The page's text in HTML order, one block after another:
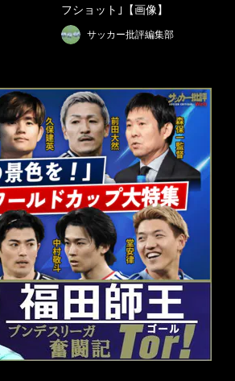
フショット｣【画像】
サッカー批評編集部